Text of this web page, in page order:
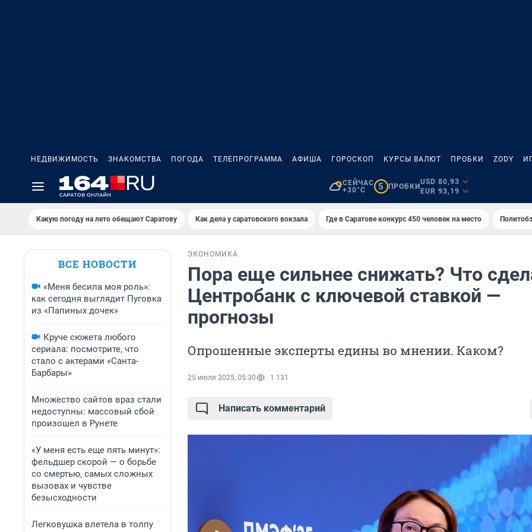
НЕДВИЖИМОСТЬ ЗНАКОМСТВА ПОГОДА ТЕЛЕПРОГРАММА АФИША ГОРОСКОП КУРСЫ ВАЛЮТ ПРОБКИ ZODY
СЕЙЧАС
+30°C
5 ПРОБКИ
USD 80,93
EUR 93,19
Какую погоду на лето обещают Саратову Как дела у саратовского вокзала Где в Саратове конкурс 450 человек на место
ВСЕ НОВОСТИ
«Меня бесила моя роль»:
как сегодня выглядит Пуговка
из «Папиных дочек»
Круче сюжета любого
сериала: посмотрите, что
стало с актерами «Санта-
Барбары»
Множество сайтов враз стали
недоступны: массовый сбой
произошел в Рунете
«У меня есть еще пять минут»:
фельдшер скорой — о борьбе
со смертью, самых сложных
вызовах и чувстве
безысходности
Легковушка влетела в толпу
ЭКОНОМИКА
Пора еще сильнее снижать? Что
Центробанк с ключевой ставкой —
прогнозы
Опрошенные эксперты едины во мнении. Каком?
25 июля 2025, 05:30 1 131
Написать комментарий